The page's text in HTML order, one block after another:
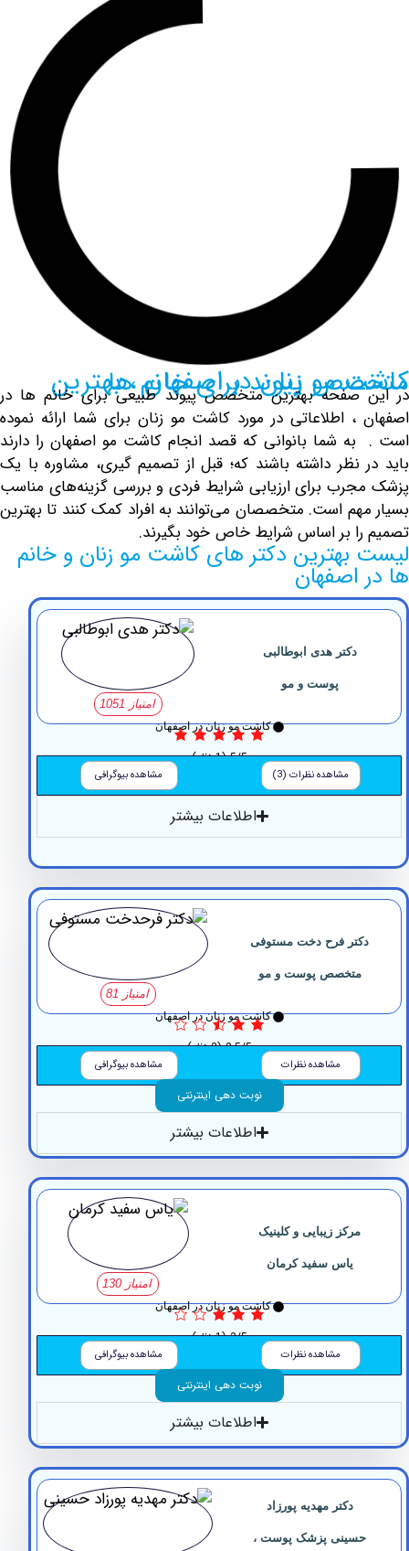
در اصفهان ، بهترین متخصص پیوند برای خانم ها
صفحه بهترین متخصص پیوند طبیعی برای خانم ها در
اطلاعاتی در مورد کاشت مو زنان برای شما ارائه نموده
شما بانوانی که قصد انجام کاشت مواصفهان را دارند
نظر داشته باشند که؛ قبل از تصمیم گیری، مشاوره با یک
برای ارزیابی شرایط فردی و بررسی گزینه‌های مناسب
است. متخصصان می‌توانند به افراد کمک کنند تا بهترین
بر اساس شرایط خاص خود بگیرند.
دکتر های کاشت مو زنان و خانم
دکتر هدی ابوطالبی
پوست و مو
کاشت مو زنان در اصفهان
5/5 (1 نظر)
مشاهده نظرات (3) مشاهده بیوگرافی
اطلاعات بیشتر
فرح دخت مستوفی
متخصص پوست و مو
کاشت مو زنان در اصفهان
2.5/5 (2 نظر)
مشاهده نظرات مشاهده بیوگرافی
نوبت دهی اینترنتی
اطلاعات بیشتر
مرکز زیبایی و کلینیک
یاس سفید کرمان
کاشت مو زنان در اصفهان
3/5 (1 نظر)
مشاهده نظرات مشاهده بیوگرافی
نوبت دهی اینترنتی
اطلاعات بیشتر
دکتر مهدیه پورزاد
پزشک پوست ،